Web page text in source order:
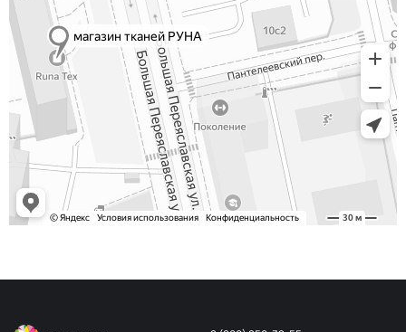
Хаки
НЩ234
Телесный
Красный
НЩ137
Телесный
НЩ045
Беж пудра
Алый
НЩ030
Св. беж
НЩ196
Бордо
НЩ141